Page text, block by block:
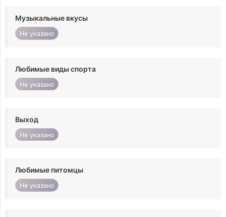
Музыкальные вкусы
Не указано
Любимые виды спорта
Не указано
Выход
Не указано
Любимые питомцы
Не указано